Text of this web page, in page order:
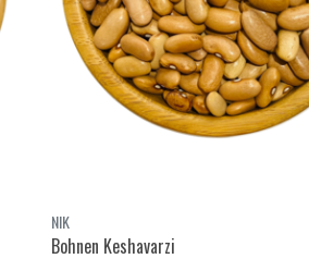
NIK
Bohnen Keshavarzi